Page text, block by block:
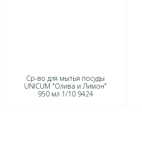
Ср-во для мытья посуды
UNICUM "Олива и Лимон"
950 мл 1/10 9424